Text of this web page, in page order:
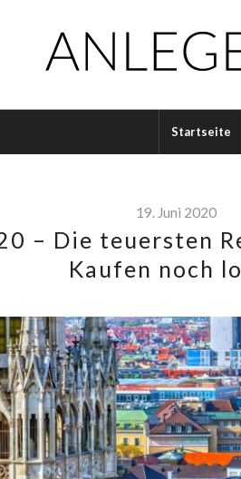
Startseite
19. Juni 2020
– Die teuersten
Kaufen noch